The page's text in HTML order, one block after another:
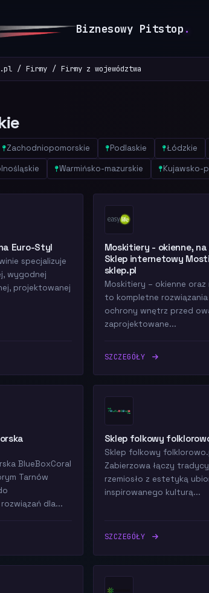
Biznesowy Pitstop .
Firmy Firmy z województwa
Zachodniopomorskie Podlaskie Łódzkie
Warmińsko-mazurskie Kujawsko-
Euro-Styl
specjalizuje
wygodnej
projektowanej
Moskitiery - okienne, na
Sklep internetowy
sklep.pl
Moskitiery – okienne oraz
to kompletne
ochrony wnętrz przed
zaprojektowane...
SZCZEGÓŁY
BlueBoxCoral
Tarnów
dla...
Sklep folkowy
Sklep folkowy
Zabierzowa łączy
rzemiosło z estetyką
inspirowanego kulturą...
SZCZEGÓŁY